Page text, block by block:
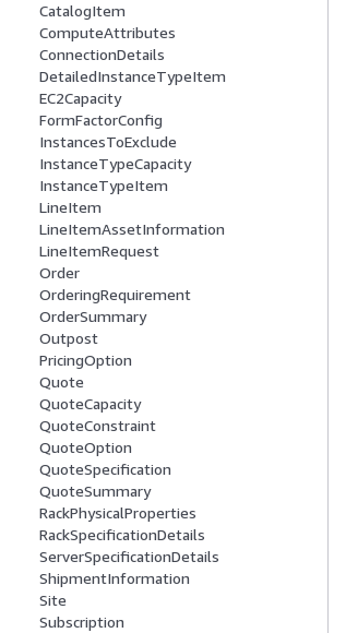
CatalogItem
ComputeAttributes
ConnectionDetails
DetailedInstanceTypeItem
EC2Capacity
FormFactorConfig
InstancesToExclude
InstanceTypeCapacity
InstanceTypeItem
LineItem
LineItemAssetInformation
LineItemRequest
Order
OrderingRequirement
OrderSummary
Outpost
PricingOption
Quote
QuoteCapacity
QuoteConstraint
QuoteOption
QuoteSpecification
QuoteSummary
RackPhysicalProperties
RackSpecificationDetails
ServerSpecificationDetails
ShipmentInformation
Site
Subscription